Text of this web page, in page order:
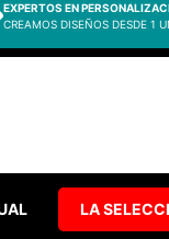
EXPERTOS EN
CREAMOS DISEÑOS DESDE 1
LA